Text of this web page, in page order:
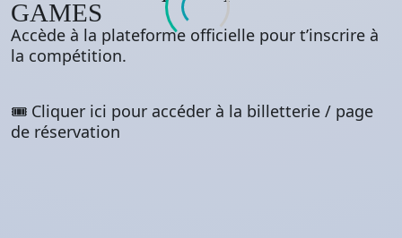
GAMES
Accède à la plateforme officielle pour t’inscrire à
la compétition.
🎟️ Cliquer ici pour accéder à la billetterie / page
de réservation